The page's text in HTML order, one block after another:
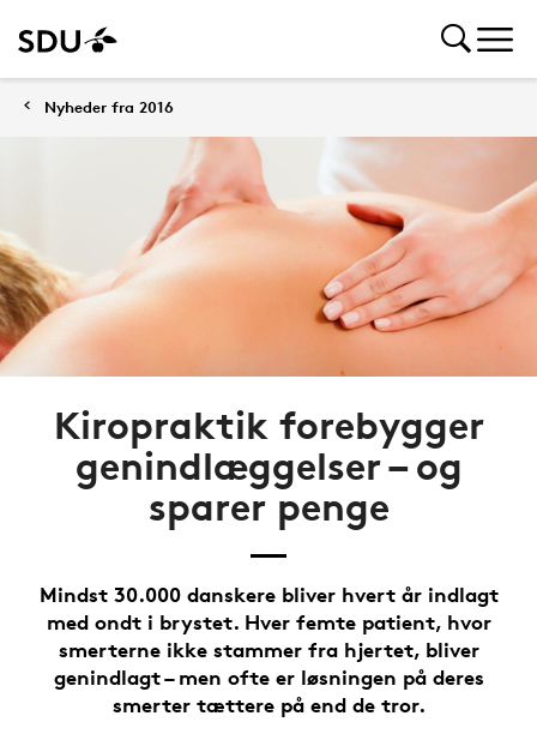
Nyheder fra 2016
Kiropraktik forebygger
genindlæggelser – og
sparer penge
Mindst 30.000 danskere bliver hvert år indlagt
med ondt i brystet. Hver femte patient, hvor
smerterne ikke stammer fra hjertet, bliver
genindlagt – men ofte er løsningen på deres
smerter tættere på end de tror.